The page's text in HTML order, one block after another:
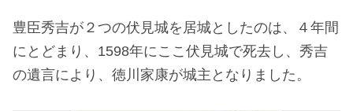
豊臣秀吉が２つの伏見城を居城としたのは、４年間
にとどまり、1598年にここ伏見城で死去し、秀吉
の遺言により、徳川家康が城主となりました。